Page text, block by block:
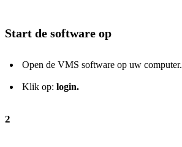
Start de software op
Open de VMS software op uw computer.
Klik op: login.
2